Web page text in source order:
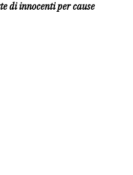
di innocenti per cause